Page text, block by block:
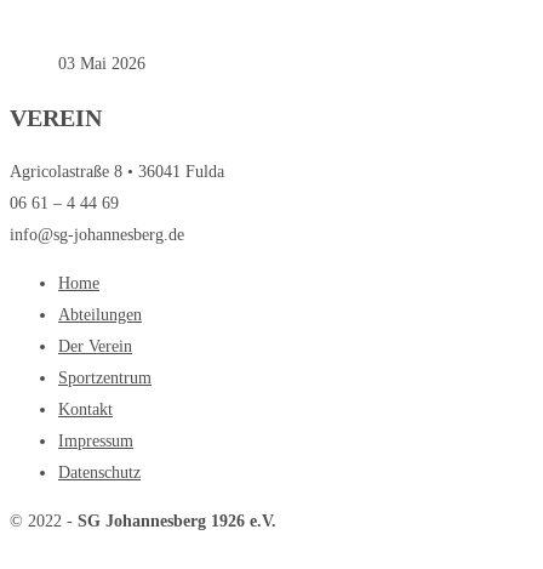
03 Mai 2026
VEREIN
Agricolastraße 8 • 36041 Fulda
06 61 – 4 44 69
info@sg-johannesberg.de
Home
Abteilungen
Der Verein
Sportzentrum
Kontakt
Impressum
Datenschutz
© 2022 - SG Johannesberg 1926 e.V.